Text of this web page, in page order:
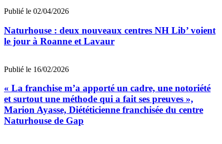
Publié le 02/04/2026
Naturhouse : deux nouveaux centres NH Lib’ voient
le jour à Roanne et Lavaur
Publié le 16/02/2026
« La franchise m’a apporté un cadre, une notoriété
et surtout une méthode qui a fait ses preuves »,
Marion Ayasse, Diététicienne franchisée du centre
Naturhouse de Gap